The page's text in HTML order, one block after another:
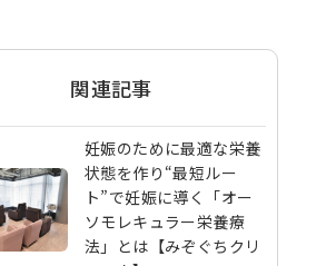
関連記事
妊娠のために最適な栄養
状態を作り“最短ルー
ト”で妊娠に導く「オー
ソモレキュラー栄養療
法」とは【みぞぐちクリ